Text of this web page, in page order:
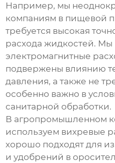
Например, мы
компаниям в пищевой
требуется высокая
расхода жидкостей. Мы
электромагнитные
подвержены влиянию
давления, а также не
особенно важно в
санитарной обработки.
В агропромышленном
используем вихревые
хорошо подходят для
и удобрений в